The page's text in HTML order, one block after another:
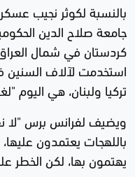
بالنسبة لكوثر نجيب
جامعة صلاح الدين
كردستان في شمال
استخدمت لآلاف السنين
تركيا ولبنان، هي اليوم
ويضيف لفرانس برس "لا
باللهجات يعتمدون
يهتمون بها، لكن الخطر